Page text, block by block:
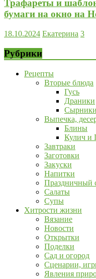
Трафареты и
бумаги на окно на
18.10.2024 Екатерина 3
Рубрики
Рецепты
Вторые блюда
Гусь
Драники
Сырники
Выпечка,
Блины
Кулич и
Завтраки
Заготовки
Закуски
Напитки
Праздничный
Салаты
Супы
Хитрости жизни
Вязание
Новости
Открытки
Поделки
Сад и огород
Сценарии,
Явления